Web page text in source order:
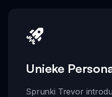
Unieke
Sprunki Trevor